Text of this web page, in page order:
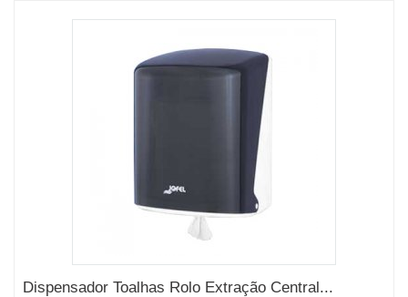
Dispensador Toalhas Rolo Extração Central...